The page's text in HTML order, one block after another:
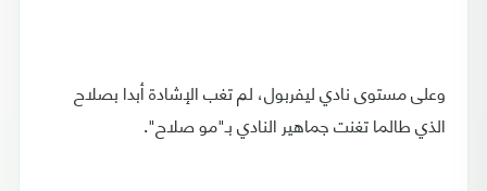
وعلى مستوى نادي ليفربول، لم تغب الإشادة أبدا بصلاح
الذي طالما تغنت جماهير النادي بـ"مو صلاح".